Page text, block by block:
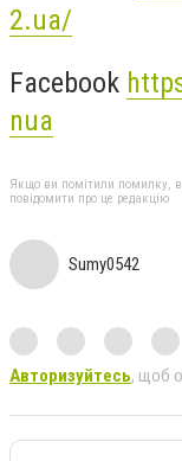
2.ua/
Facebook
nua
Якщо ви помітили помилку,
повідомити про це редакцію
Sumy0542
Авторизуйтесь, щоб